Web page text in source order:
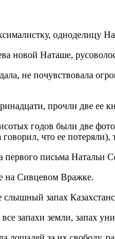
одноделицу
новой Наташе,
не почувствовала
прочли две ее
годов были две
что ее
первого письма Натальи
на Сивцевом Вражке.
слышный запах
запахи земли, запах